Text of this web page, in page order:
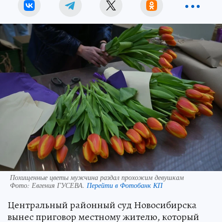
Похищенные цветы мужчина раздал прохожим девушкам
Фото: Евгения ГУСЕВА. Перейти в Фотобанк КП
Центральный районный суд Новосибирска
вынес приговор местному жителю, который